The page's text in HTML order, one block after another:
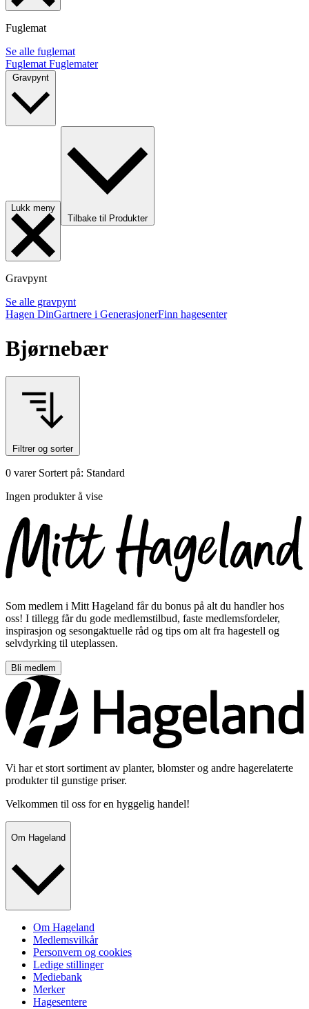
Fuglemat
Se alle fuglemat
Fuglemat Fuglemater
Lukk meny
Tilbake til Produkter
Gravpynt
Se alle gravpynt
Hagen DinGartnere i GenerasjonerFinn hagesenter
Bjørnebær
Filtrer og sorter
0 varer Sortert på: Standard
Ingen produkter å vise
Som medlem i Mitt Hageland får du bonus på alt du handler hos
oss! I tillegg får du gode medlemstilbud, faste medlemsfordeler,
inspirasjon og sesongaktuelle råd og tips om alt fra hagestell og
selvdyrking til uteplassen.
Bli medlem
Vi har et stort sortiment av planter, blomster og andre hagerelaterte
produkter til gunstige priser.
Velkommen til oss for en hyggelig handel!
Om Hageland
Om Hageland
Medlemsvilkår
Personvern og cookies
Ledige stillinger
Mediebank
Merker
Hagesentere